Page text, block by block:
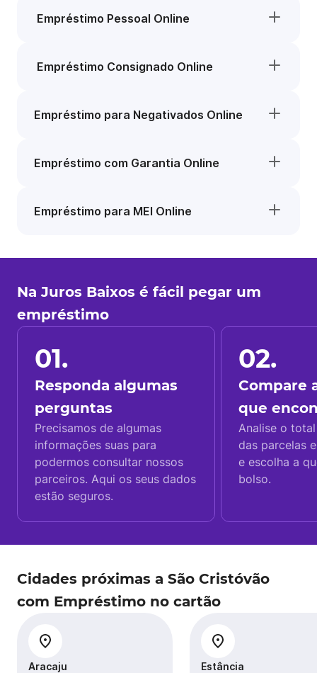
Empréstimo Pessoal Online
Empréstimo Consignado Online
Empréstimo para Negativados Online
Empréstimo com Garantia Online
Empréstimo para MEI Online
Na Juros Baixos é fácil pegar um
empréstimo
01.
Responda algumas
perguntas
Precisamos de algumas
informações suas para
podermos consultar nossos
parceiros. Aqui os seus dados
estão seguros.
02.
Compare
que
Analise o
das parcelas
e escolha a
bolso.
Cidades próximas a São Cristóvão
com Empréstimo no cartão
Aracaju Estância